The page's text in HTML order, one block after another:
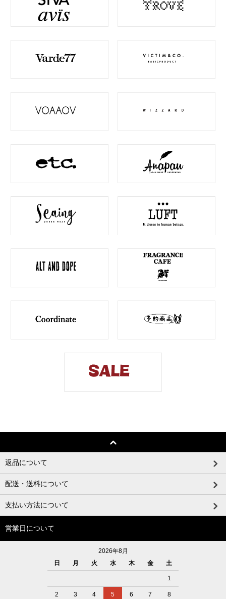
返品について
配送・送料について
支払い方法について
営業日について
2026年8月
日
月 火 水 木 金 土
1
2 3 4 5 6 7 8